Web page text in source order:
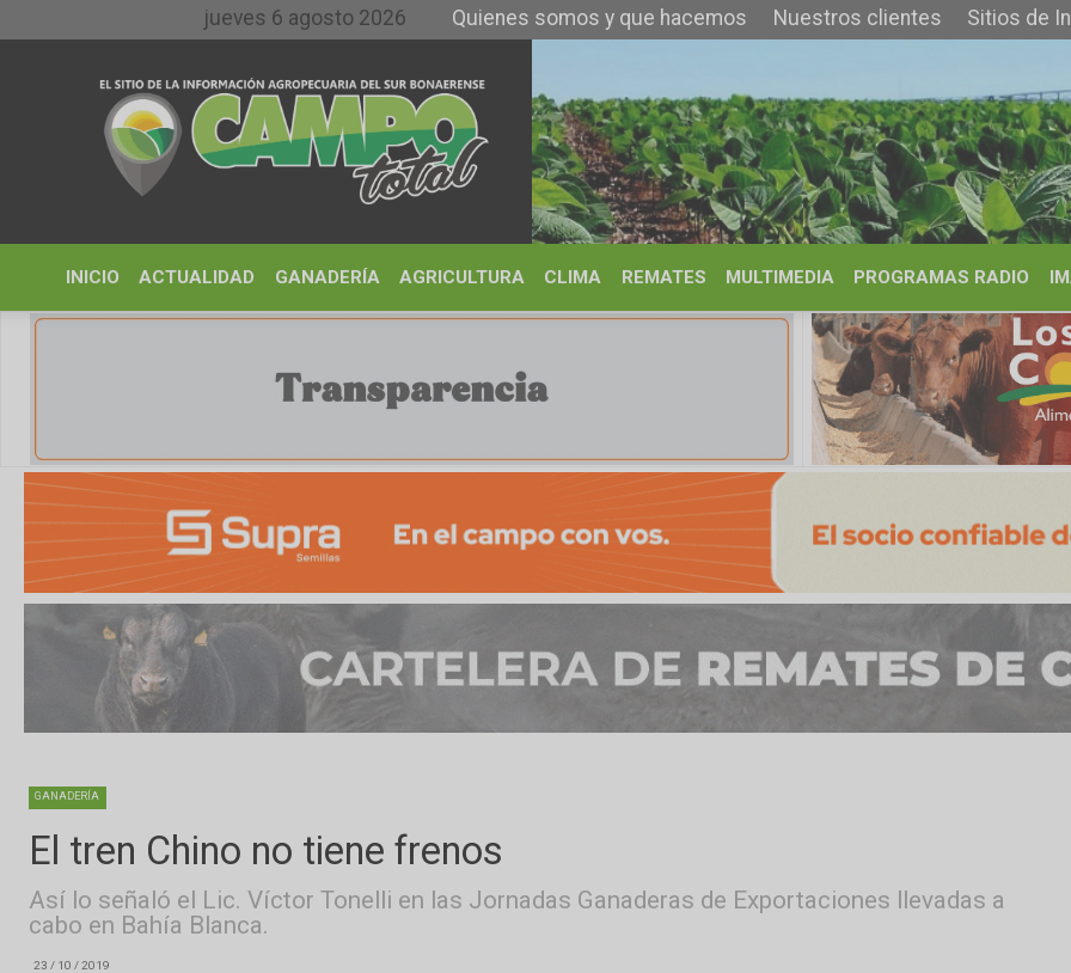
jueves 6 agosto 2026 Quienes somos y que hacemos Nuestros clientes Sitios de Interés Contacto
REMATES MULTIMEDIA PROGRAMAS RADIO IMÁGENES HISTORIAS
El tren Chino no tiene frenos